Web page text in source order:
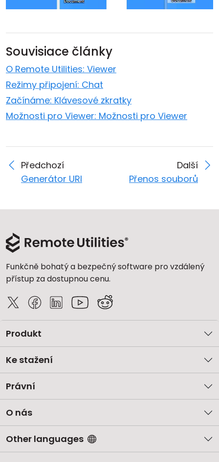
Souvisiace články
O Remote Utilities: Viewer
Režimy připojení: Chat
Začínáme: Klávesové zkratky
Možnosti pro Viewer: Možnosti pro Viewer
Předchozí
Generátor URI
Další
Přenos souborů
Funkčně bohatý a bezpečný software pro vzdálený
přístup za dostupnou cenu.
Produkt
Ke stažení
Právní
O nás
Other languages